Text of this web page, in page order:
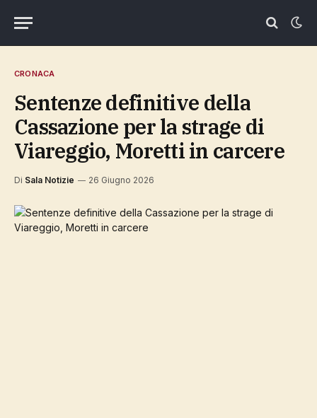
CRONACA
Sentenze definitive della
Cassazione per la strage di
Viareggio, Moretti in carcere
Di Sala Notizie 26 Giugno 2026